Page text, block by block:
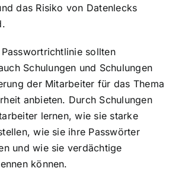
das Risiko von Datenlecks
sollten
Schulungen und Schulungen
der Mitarbeiter für das Thema
anbieten. Durch Schulungen
lernen, wie sie starke
wie sie ihre Passwörter
und wie sie verdächtige
können.